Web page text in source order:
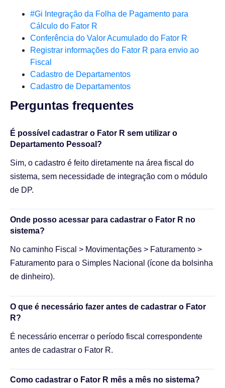
#Gi Integração da Folha de Pagamento para
Cálculo do Fator R
Conferência do Valor Acumulado do Fator R
Registrar informações do Fator R para envio ao
Fiscal
Cadastro de Departamentos
Cadastro de Departamentos
Perguntas frequentes​
É possível cadastrar o Fator R sem utilizar o
Departamento Pessoal?
Sim, o cadastro é feito diretamente na área fiscal do
sistema, sem necessidade de integração com o módulo
de DP.
Onde posso acessar para cadastrar o Fator R no
sistema?
No caminho Fiscal > Movimentações > Faturamento >
Faturamento para o Simples Nacional (ícone da bolsinha
de dinheiro).
O que é necessário fazer antes de cadastrar o Fator
R?
É necessário encerrar o período fiscal correspondente
antes de cadastrar o Fator R.
Como cadastrar o Fator R mês a mês no sistema?